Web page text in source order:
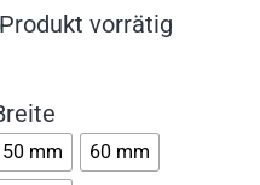
Produkt vorrätig
50 mm
60 mm